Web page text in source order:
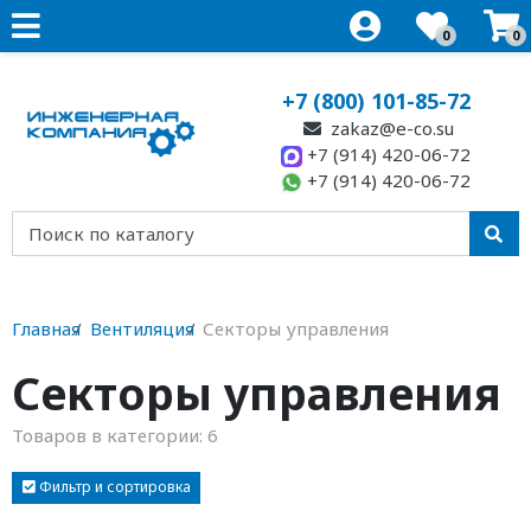
0 0
+7 (800) 101-85-72
zakaz@e-co.su
+7 (914) 420-06-72
+7 (914) 420-06-72
Главная Вентиляция Секторы управления
Секторы управления
Товаров в категории: 6
Фильтр и сортировка